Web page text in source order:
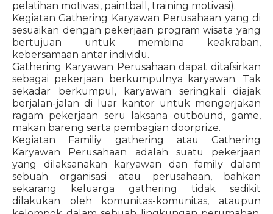
pelatihan motivasi, paintball, training motivasi).
Kegiatan Gathering Karyawan Perusahaan yang di
sesuaikan dengan pekerjaan program wisata yang
bertujuan untuk membina keakraban,
kebersamaan antar individu.
Gathering Karyawan Perusahaan dapat ditafsirkan
sebagai pekerjaan berkumpulnya karyawan. Tak
sekadar berkumpul, karyawan seringkali diajak
berjalan-jalan di luar kantor untuk mengerjakan
ragam pekerjaan seru laksana outbound, game,
makan bareng serta pembagian doorprize.
Kegiatan Familiy gathering atau Gathering
Karyawan Perusahaan adalah suatu pekerjaan
yang dilaksanakan karyawan dan family dalam
sebuah organisasi atau perusahaan, bahkan
sekarang keluarga gathering tidak sedikit
dilakukan oleh komunitas-komunitas, ataupun